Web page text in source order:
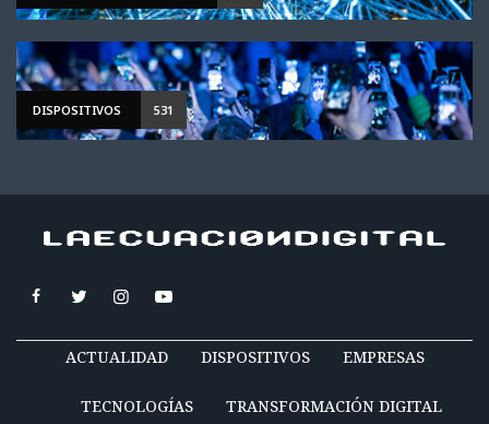
DISPOSITIVOS 531
ACTUALIDAD DISPOSITIVOS EMPRESAS
TECNOLOGÍAS TRANSFORMACIÓN DIGITAL